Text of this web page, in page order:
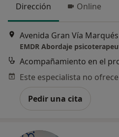
Dirección Online
EMDR Abordaje
Acompañamiento en el
Pedir una cita